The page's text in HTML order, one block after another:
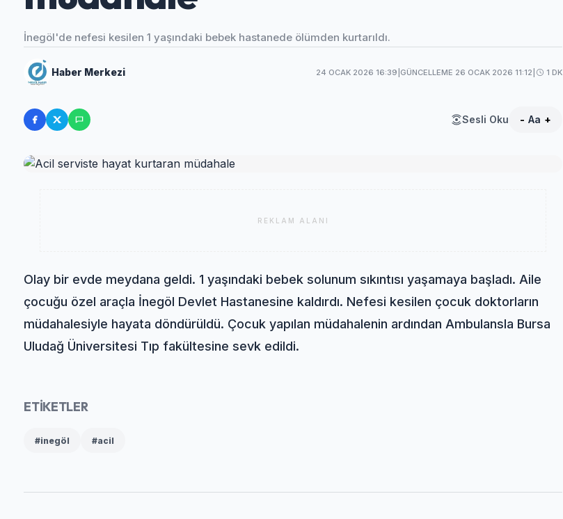
İnegöl'de nefesi kesilen 1 yaşındaki bebek hastanede ölümden kurtarıldı.
Haber Merkezi 24 OCAK 2026 16:39 GÜNCELLEME 26 OCAK 2026 11:12 1 DK
Sesli Oku - Aa +
REKLAM ALANI
Olay bir evde meydana geldi. 1 yaşındaki bebek solunum sıkıntısı yaşamaya başladı. Aile
çocuğu özel araçla İnegöl Devlet Hastanesine kaldırdı. Nefesi kesilen çocuk doktorların
müdahalesiyle hayata döndürüldü. Çocuk yapılan müdahalenin ardından Ambulansla Bursa
Uludağ Üniversitesi Tıp fakültesine sevk edildi.
ETİKETLER
#inegöl #acil